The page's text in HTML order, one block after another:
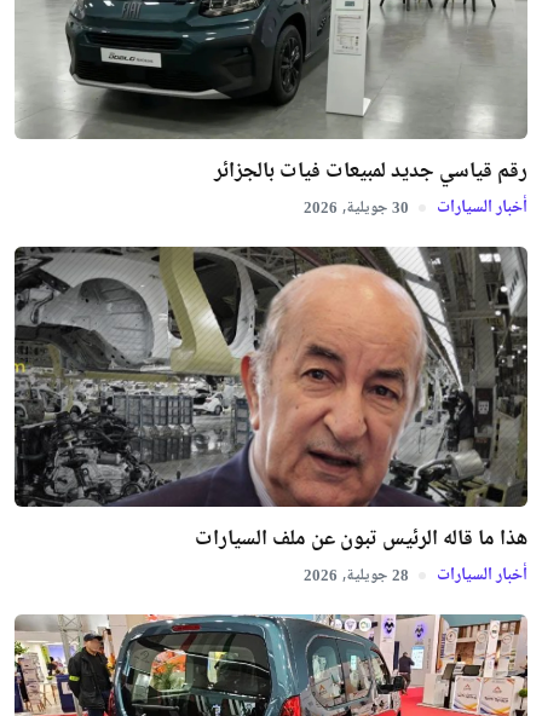
رقم قياسي جديد لمبيعات فيات بالجزائر
أخبار السيارات 30 جويلية, 2026
هذا ما قاله الرئيس تبون عن ملف السيارات
أخبار السيارات 28 جويلية, 2026